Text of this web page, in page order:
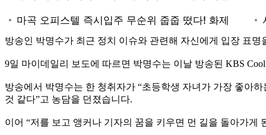
방송인 박명수가 최근 정치 이슈와 관련해 자신에게 입장 표
9일 마이데일리 보도에 따르면 박명수는 이날 방송된 KBS
방송에서 박명수는 한 청취자가 “초등학생 자녀가 가장 좋아
것 같다”고 농담을 던졌습니다.
이어 “저를 보고 앵커나 기자의 꿈을 키우면 먼 길을 돌아가게